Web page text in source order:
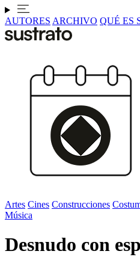
AUTORES ARCHIVO QUÉ ES
Artes Cines Construcciones
Música
Desnudo con